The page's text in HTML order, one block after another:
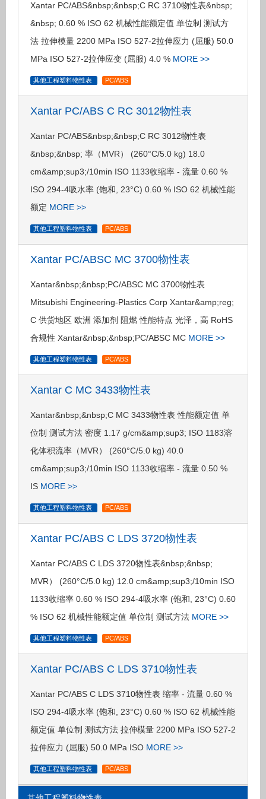
Xantar PC/ABS&nbsp;&nbsp;C RC 3710物性表&nbsp;
&nbsp; 0.60 % ISO 62 机械性能额定值 单位制 测试方
法 拉伸模量 2200 MPa ISO 527-2拉伸应力 (屈服) 50.0
MPa ISO 527-2拉伸应变 (屈服) 4.0 % MORE >>
其他工程塑料物性表 PC/ABS
Xantar PC/ABS C RC 3012物性表
Xantar PC/ABS&nbsp;&nbsp;C RC 3012物性表
&nbsp;&nbsp; 率（MVR） (260°C/5.0 kg) 18.0
cm&amp;sup3;/10min ISO 1133收缩率 - 流量 0.60 %
ISO 294-4吸水率 (饱和, 23°C) 0.60 % ISO 62 机械性能
额定 MORE >>
其他工程塑料物性表 PC/ABS
Xantar PC/ABSC MC 3700物性表
Xantar&nbsp;&nbsp;PC/ABSC MC 3700物性表
Mitsubishi Engineering-Plastics Corp Xantar&amp;reg;
C 供货地区 欧洲 添加剂 阻燃 性能特点 光泽，高 RoHS
合规性 Xantar&nbsp;&nbsp;PC/ABSC MC MORE >>
其他工程塑料物性表 PC/ABS
Xantar C MC 3433物性表
Xantar&nbsp;&nbsp;C MC 3433物性表 性能额定值 单
位制 测试方法 密度 1.17 g/cm&amp;sup3; ISO 1183溶
化体积流率（MVR） (260°C/5.0 kg) 40.0
cm&amp;sup3;/10min ISO 1133收缩率 - 流量 0.50 %
IS MORE >>
其他工程塑料物性表 PC/ABS
Xantar PC/ABS C LDS 3720物性表
Xantar PC/ABS C LDS 3720物性表&nbsp;&nbsp;
MVR） (260°C/5.0 kg) 12.0 cm&amp;sup3;/10min ISO
1133收缩率 0.60 % ISO 294-4吸水率 (饱和, 23°C) 0.60
% ISO 62 机械性能额定值 单位制 测试方法 MORE >>
其他工程塑料物性表 PC/ABS
Xantar PC/ABS C LDS 3710物性表
Xantar PC/ABS C LDS 3710物性表 缩率 - 流量 0.60 %
ISO 294-4吸水率 (饱和, 23°C) 0.60 % ISO 62 机械性能
额定值 单位制 测试方法 拉伸模量 2200 MPa ISO 527-2
拉伸应力 (屈服) 50.0 MPa ISO MORE >>
其他工程塑料物性表 PC/ABS